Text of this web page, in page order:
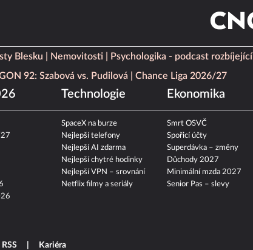
Blesku Nemovitosti
Psychologika - podcast rozbíjející
92: Szabová vs. Pudilová Chance Liga 2026/27
Technologie
SpaceX na burze
Nejlepší telefony
Nejlepší AI zdarma
Nejlepší chytré hodinky
Nejlepší VPN – srovnání
Netflix filmy a seriály
Ekonomika
Smrt OSVČ
Spořicí účty
Superdávka – změny
Důchody 2027
Minimální mzda 2027
Senior Pas – slevy
RSS Kariéra